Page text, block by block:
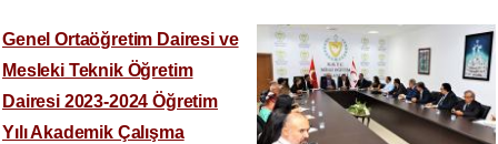
Genel Ortaöğretim Dairesi ve
Mesleki Teknik Öğretim
Dairesi 2023-2024 Öğretim
Yılı Akademik Çalışma